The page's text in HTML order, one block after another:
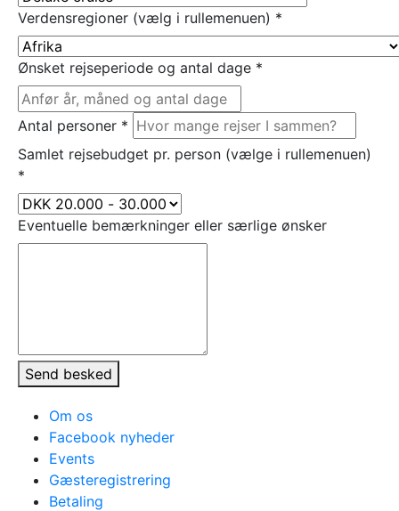
Verdensregioner (vælg i rullemenuen) *
Ønsket rejseperiode og antal dage *
Antal personer *
Samlet rejsebudget pr. person (vælge i rullemenuen)
*
Eventuelle bemærkninger eller særlige ønsker
Send besked
Om os
Facebook nyheder
Events
Gæsteregistrering
Betaling